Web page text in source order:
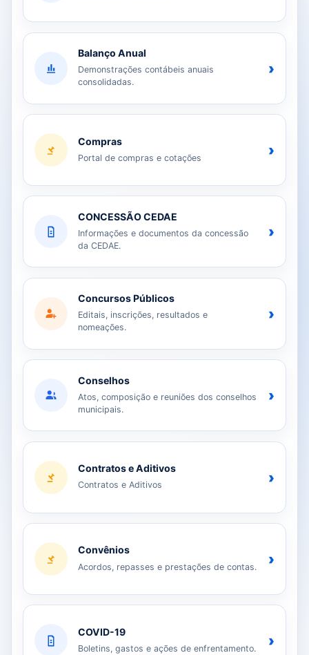
Balanço Anual
Demonstrações contábeis anuais
consolidadas.
›
Compras
Portal de compras e cotações ›
CONCESSÃO CEDAE
Informações e documentos da concessão
da CEDAE.
›
Concursos Públicos
Editais, inscrições, resultados e
nomeações.
›
Conselhos
Atos, composição e reuniões dos conselhos
municipais.
›
Contratos e Aditivos
Contratos e Aditivos ›
Convênios
Acordos, repasses e prestações de contas. ›
COVID-19
Boletins, gastos e ações de enfrentamento. ›